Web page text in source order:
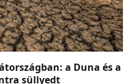
a Duna és a
süllyedt